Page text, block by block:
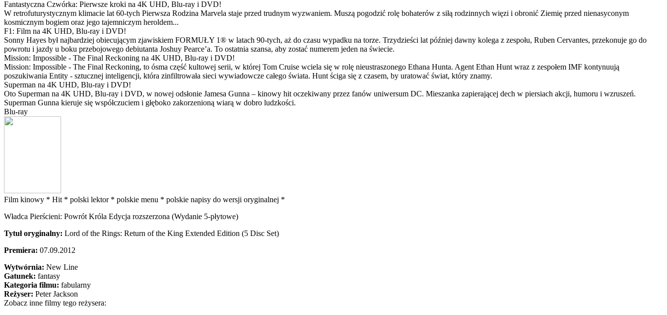
Fantastyczna Czwórka: Pierwsze kroki na 4K UHD, Blu-ray i DVD!
W retrofuturystycznym klimacie lat 60-tych Pierwsza Rodzina Marvela staje przed trudnym wyzwaniem. Muszą pogodzić rolę bohaterów z siłą rodzinnych więzi i obronić Ziemię przed nienasyconym
kosmicznym bogiem oraz jego tajemniczym heroldem...
F1: Film na 4K UHD, Blu-ray i DVD!
Sonny Hayes był najbardziej obiecującym zjawiskiem FORMUŁY 1® w latach 90-tych, aż do czasu wypadku na torze. Trzydzieści lat później dawny kolega z zespołu, Ruben Cervantes, przekonuje go do
powrotu i jazdy u boku przebojowego debiutanta Joshuy Pearce’a. To ostatnia szansa, aby zostać numerem jeden na świecie.
Mission: Impossible - The Final Reckoning na 4K UHD, Blu-ray i DVD!
Mission: Impossible - The Final Reckoning, to ósma część kultowej serii, w której Tom Cruise wciela się w rolę nieustraszonego Ethana Hunta. Agent Ethan Hunt wraz z zespołem IMF kontynuują
poszukiwania Entity - sztucznej inteligencji, która zinfiltrowała sieci wywiadowcze całego świata. Hunt ściga się z czasem, by uratować świat, który znamy.
Superman na 4K UHD, Blu-ray i DVD!
Oto Superman na 4K UHD, Blu-ray i DVD, w nowej odsłonie Jamesa Gunna – kinowy hit oczekiwany przez fanów uniwersum DC. Mieszanka zapierającej dech w piersiach akcji, humoru i wzruszeń.
Superman Gunna kieruje się współczuciem i głęboko zakorzenioną wiarą w dobro ludzkości.
Blu-ray
Film kinowy * Hit * polski lektor * polskie menu * polskie napisy do wersji oryginalnej *
Władca Pierścieni: Powrót Króla Edycja rozszerzona (Wydanie 5-płytowe)
Tytuł oryginalny: Lord of the Rings: Return of the King Extended Edition (5 Disc Set)
Premiera: 07.09.2012
Wytwórnia: New Line
Gatunek: fantasy
Kategoria filmu: fabularny
Reżyser: Peter Jackson
Zobacz inne filmy tego reżysera: